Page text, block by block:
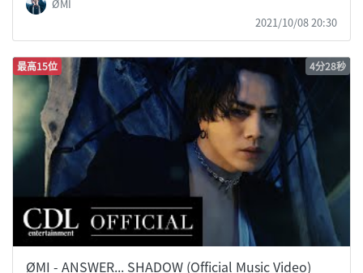
ØMI
2021/10/08 20:30
最高15位 4分28秒
ØMI - ANSWER... SHADOW (Official Music Video)